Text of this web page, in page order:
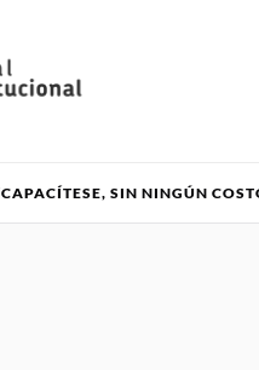
CAPACÍTESE, SIN NINGÚN